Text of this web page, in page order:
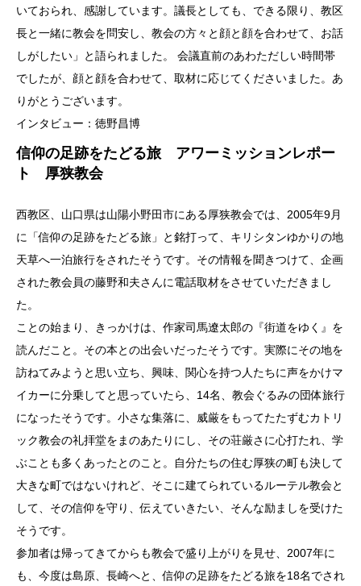
いておられ、感謝しています。議長としても、できる限り、教区
長と一緒に教会を問安し、教会の方々と顔と顔を合わせて、お話
しがしたい」と語られました。 会議直前のあわただしい時間帯
でしたが、顔と顔を合わせて、取材に応じてくださいました。あ
りがとうございます。
インタビュー：徳野昌博
信仰の足跡をたどる旅 アワーミッションレポー
ト 厚狭教会
西教区、山口県は山陽小野田市にある厚狭教会では、2005年9月
に「信仰の足跡をたどる旅」と銘打って、キリシタンゆかりの地
天草へ一泊旅行をされたそうです。その情報を聞きつけて、企画
された教会員の藤野和夫さんに電話取材をさせていただきまし
た。
ことの始まり、きっかけは、作家司馬遼太郎の『街道をゆく』を
読んだこと。その本との出会いだったそうです。実際にその地を
訪ねてみようと思い立ち、興味、関心を持つ人たちに声をかけマ
イカーに分乗してと思っていたら、14名、教会ぐるみの団体旅行
になったそうです。小さな集落に、威厳をもってたたずむカトリ
ック教会の礼拝堂をまのあたりにし、その荘厳さに心打たれ、学
ぶことも多くあったとのこと。自分たちの住む厚狭の町も決して
大きな町ではないけれど、そこに建てられているルーテル教会と
して、その信仰を守り、伝えていきたい、そんな励ましを受けた
そうです。
参加者は帰ってきてからも教会で盛り上がりを見せ、2007年に
も、今度は島原、長崎へと、信仰の足跡をたどる旅を18名でされ